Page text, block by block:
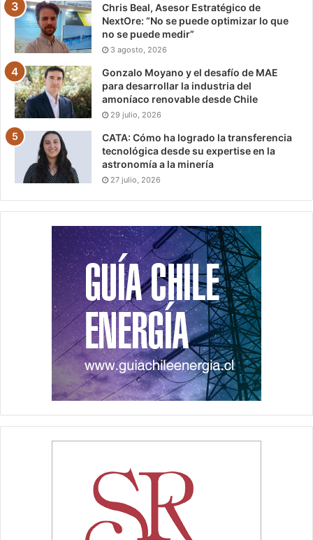
Chris Beal, Asesor Estratégico de
NextOre: “No se puede optimizar lo que
no se puede medir”
3 agosto, 2026
Gonzalo Moyano y el desafío de MAE
para desarrollar la industria del
amoníaco renovable desde Chile
29 julio, 2026
CATA: Cómo ha logrado la transferencia
tecnológica desde su expertise en la
astronomía a la minería
27 julio, 2026